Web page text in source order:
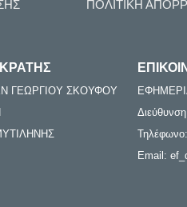
ΠΟΛΙΤΙΚΗ
ΓΕΩΡΓΙΟΥ ΣΚΟΥΦΟΥ
Email: